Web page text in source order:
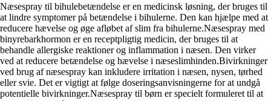
Næsespray til bihulebetændelse er en medicinsk løsning, der bruges til
at lindre symptomer på betændelse i bihulerne. Den kan hjælpe med at
reducere hævelse og øge afløbet af slim fra bihulerne.Næsespray med
binyrebarkhormon er en receptpligtig medicin, der bruges til at
behandle allergiske reaktioner og inflammation i næsen. Den virker
ved at reducere betændelse og hævelse i næseslimhinden.Bivirkninger
ved brug af næsespray kan inkludere irritation i næsen, nysen, tørhed
eller svie. Det er vigtigt at følge doseringsanvisningerne for at undgå
potentielle bivirkninger.Næsespray til børn er specielt formuleret til at